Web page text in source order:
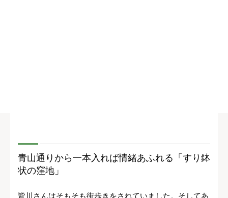
青山通りから一本入れば情緒あふれる「すり鉢
状の窪地」
皆川さんはそもそも街歩きをされていました。そしてあ